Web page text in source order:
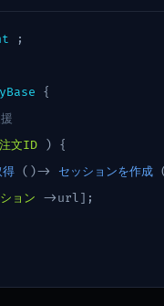
;
{
文ID
) {
()-> セッションを作成
ョン
->url];